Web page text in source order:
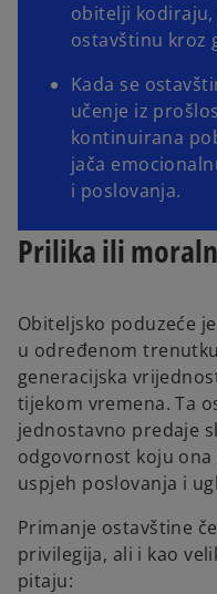
obitelji
ostavštinu kroz
Kada se
učenje iz
kontinuirana
jača
i poslovanja.
Prilika ili
Obiteljsko poduzeće
u određenom
generacijska
tijekom vremena. Ta
jednostavno predaje
odgovornost koju
uspjeh poslovanja i
Primanje ostavštine
privilegija, ali i kao
pitaju: